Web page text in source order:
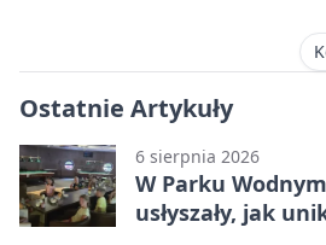
Ostatnie Artykuły
6 sierpnia 2026
W Parku
usłyszały, jak